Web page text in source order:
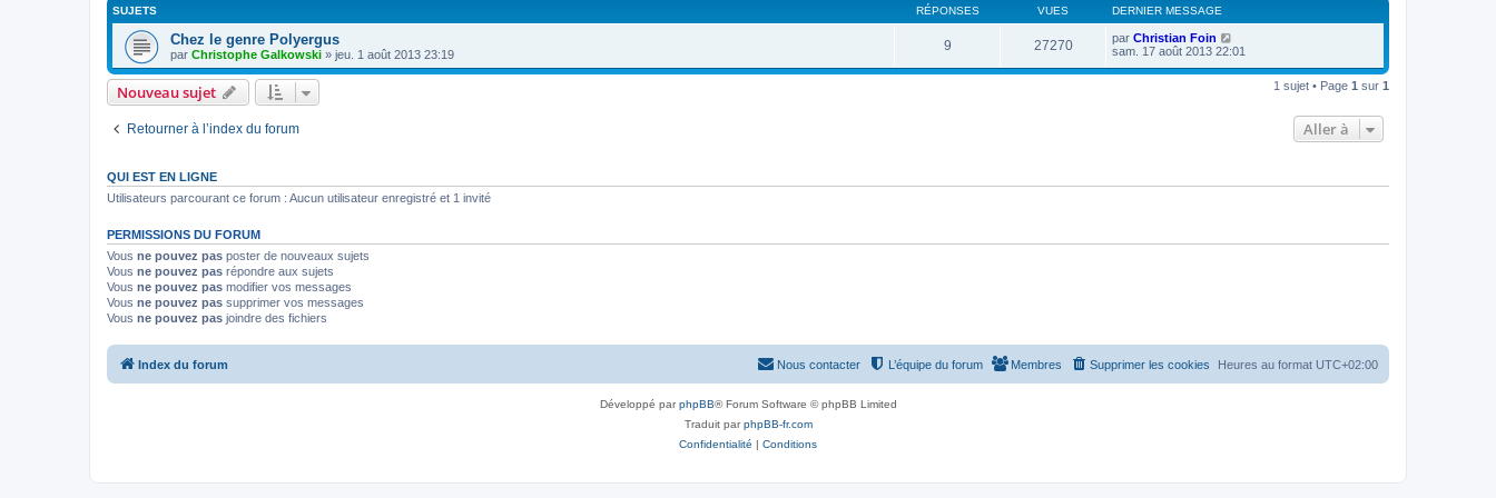
a
e
m
s
a
n
e
r
m
SUJETS RÉPONSES VUES DERNIER MESSAGE
Chez le genre Polyergus
par Christophe Galkowski » jeu. 1 août 2013 23:19
9 27270 par Christian Foin
sam. 17 août 2013 22:01
Nouveau sujet 1 sujet • Page 1 sur 1
Retourner à l’index du forum Aller à
QUI EST EN LIGNE
Utilisateurs parcourant ce forum : Aucun utilisateur enregistré et 1 invité
PERMISSIONS DU FORUM
Vous ne pouvez pas poster de nouveaux sujets
Vous ne pouvez pas répondre aux sujets
Vous ne pouvez pas modifier vos messages
Vous ne pouvez pas supprimer vos messages
Vous ne pouvez pas joindre des fichiers
Index du forum Heures au format UTC+02:00
Supprimer les cookies
Membres
L’équipe du forum
Nous contacter
Développé parphpBB® Forum Software © phpBB Limited
Traduit parphpBB-fr.com
Confidentialité | Conditions